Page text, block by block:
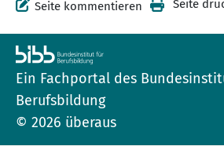
Seite kommentieren Seite
Ein Fachportal des
Berufsbildung
© 2026 überaus